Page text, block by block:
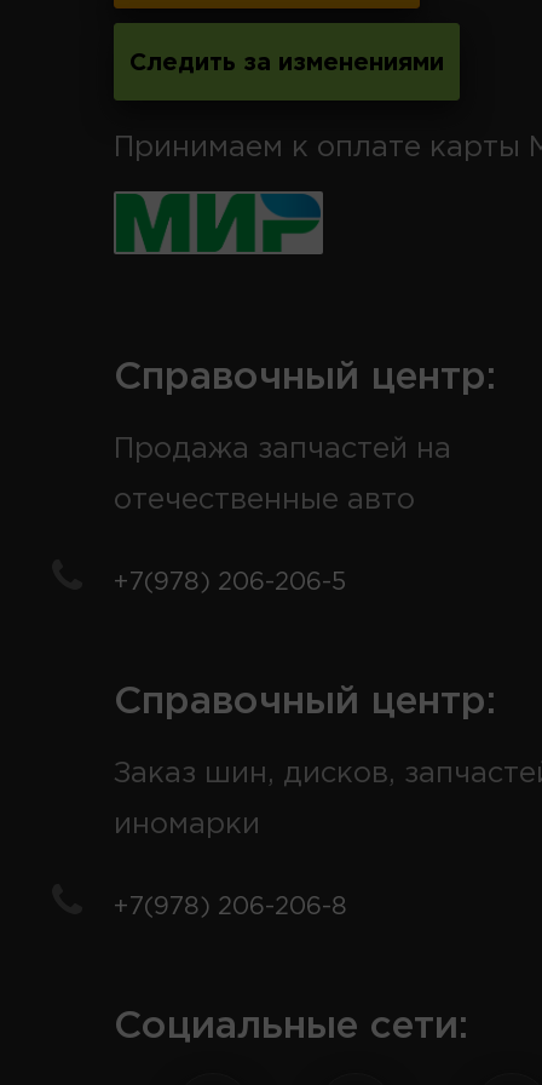
Следить за изменениями
Принимаем к оплате карты
Справочный центр:
Продажа запчастей на
отечественные авто
+7(978) 206-206-5
Справочный центр:
Заказ шин, дисков,
иномарки
+7(978) 206-206-8
Социальные сети: